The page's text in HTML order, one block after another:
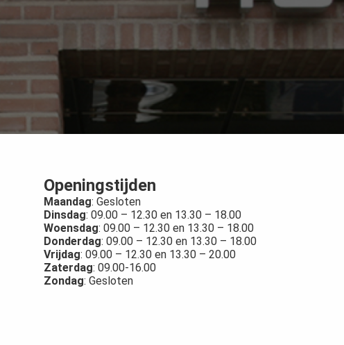
Openingstijden
Maandag: Gesloten
Dinsdag: 09.00 – 12.30 en 13.30 – 18.00
Woensdag: 09.00 – 12.30 en 13.30 – 18.00
Donderdag: 09.00 – 12.30 en 13.30 – 18.00
Vrijdag: 09.00 – 12.30 en 13.30 – 20.00
Zaterdag: 09.00-16.00
Zondag: Gesloten